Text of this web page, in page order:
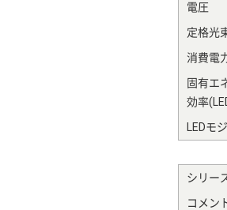
電圧
定格光
消費電
固有エ
効率
LEDモ
シリー
コメン